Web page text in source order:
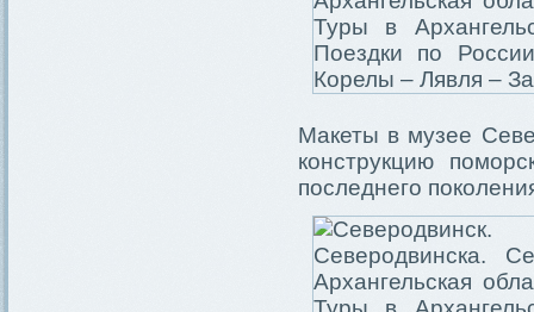
Макеты в музее
конструкцию
последнего